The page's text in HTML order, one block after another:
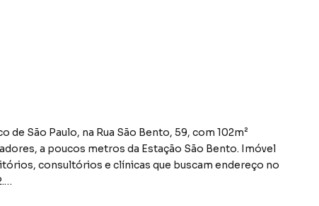
São Paulo, na Rua São Bento, 59, com 102m²
a poucos metros da Estação São Bento. Imóvel
consultórios e clínicas que buscam endereço no